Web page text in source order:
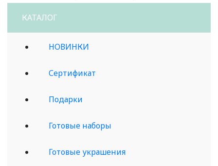
КАТАЛОГ
НОВИНКИ
Сертификат
Подарки
Готовые наборы
Готовые украшения